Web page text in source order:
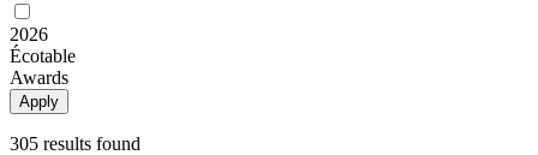
2026
Écotable
Awards
Apply
305 results found